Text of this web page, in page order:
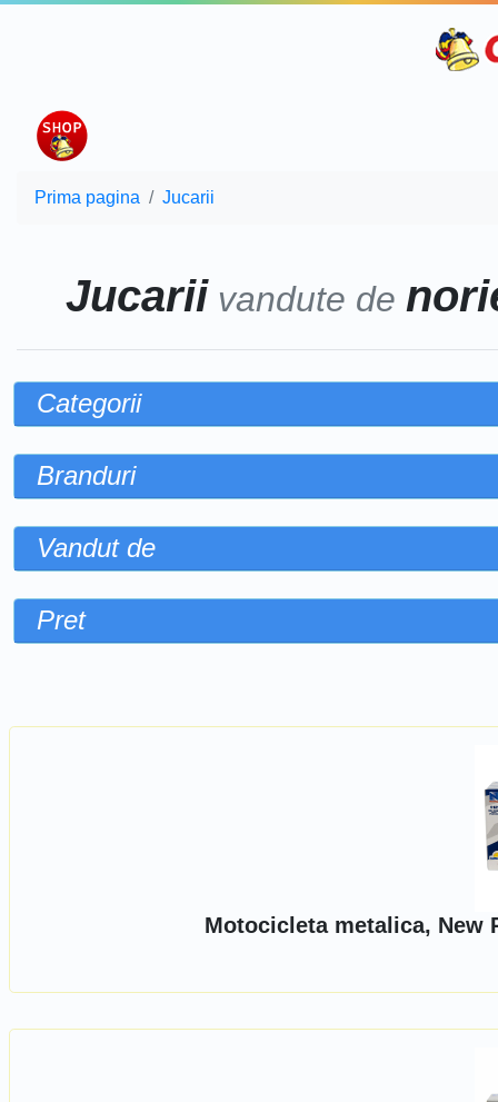
Prima pagina Jucarii
Jucariivandute de
Categorii
Branduri
Vandut de
Pret
Motocicleta metalica, New